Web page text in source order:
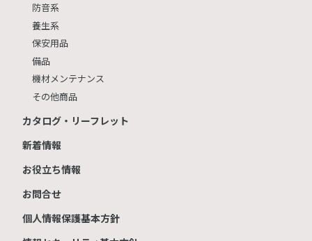
防音系
養生系
保安用品
備品
機材メンテナンス
その他商品
カタログ・リーフレット
新着情報
お役立ち情報
お問合せ
個人情報保護基本方針